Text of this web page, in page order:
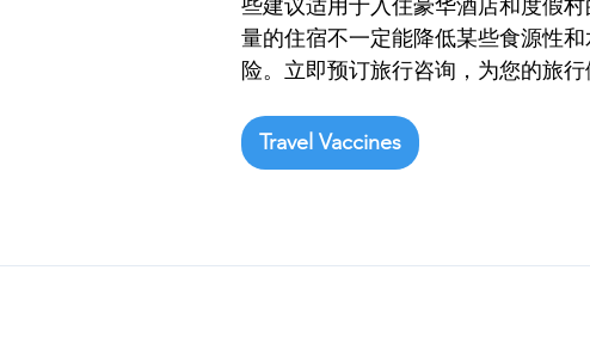
些建议适用于入住豪华酒店和度假
量的住宿不一定能降低某些食源性
险。立即预订旅行咨询，为您的旅行
Travel Vaccines